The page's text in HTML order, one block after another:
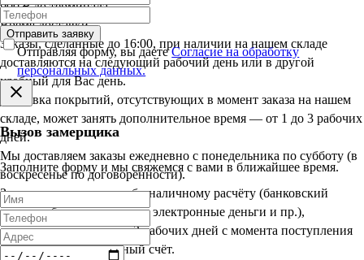
900 ₽ до терминала
Время доставки
Заказы, сделанные до 16:00, при наличии на нашем складе
доставляются на следующий рабочий день или в другой
удобный для Вас день.
Доставка покрытий, отсутствующих в момент заказа на нашем
складе, может занять дополнительное время — от 1 до 3 рабочих
дней.
Мы доставляем заказы ежедневно с понедельника по субботу (в
воскресенье по договорённости).
Заказы, оплаченные по безналичному расчёту (банковский
перевод, банковская карта, электронные деньги и пр.),
доставляются в срок до 3 рабочих дней с момента поступления
оплаты на наш расчётный счёт.
Отправить заявку
Отправляя форму, вы даетеСогласие на обработку
персональных данных.
Вызов замерщика
Заполните форму и мы свяжемся с вами в ближайшее время.